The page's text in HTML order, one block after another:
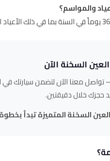
والمواسم؟
السخنة الآن
— تواصل معنا الآن لتضمن سيارتك
حجزك خلال دقيقتين.
السخنة المتميزة تبدأ